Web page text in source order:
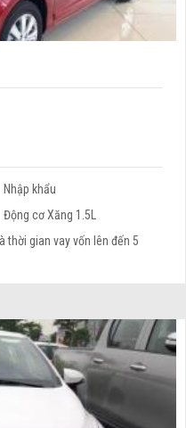
Nhập khẩu
Động cơ Xăng 1.5L
thời gian vay vốn lên đến 5